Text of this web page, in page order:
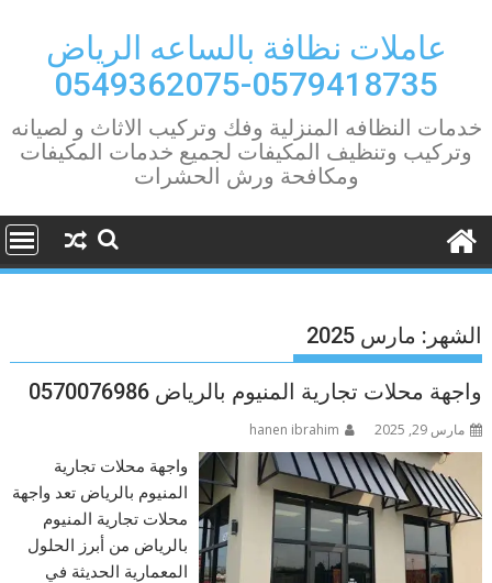
contentعاملات نظافة بالساعه الرياض
0579418735-0549362075
خدمات النظافه المنزلية وفك وتركيب الاثاث و لصيانه
وتركيب وتنظيف المكيفات لجميع خدمات المكيفات
ومكافحة ورش الحشرات
الشهر: مارس 2025
واجهة محلات تجارية المنيوم بالرياض 0570076986
مارس 29, 2025 hanen ibrahim
واجهة محلات تجارية
المنيوم بالرياض تعد واجهة
محلات تجارية المنيوم
بالرياض من أبرز الحلول
المعمارية الحديثة في